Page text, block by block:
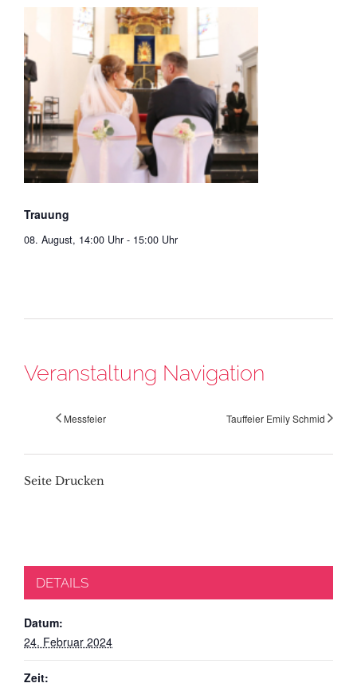
Trauung
08. August, 14:00 Uhr - 15:00 Uhr
Veranstaltung Navigation
Messfeier Tauffeier Emily Schmid
Seite Drucken
DETAILS
Datum:
24. Februar 2024
Zeit: